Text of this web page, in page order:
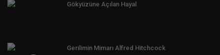
Gökyüzüne Açılan Hayal
Gerilimin Mimarı Alfred Hitchcock